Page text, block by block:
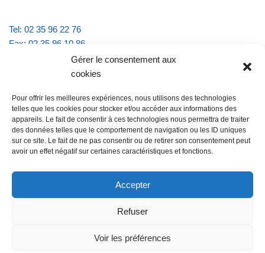
Gérer le consentement aux
cookies
Pour offrir les meilleures expériences, nous utilisons des technologies
telles que les cookies pour stocker et/ou accéder aux informations des
appareils. Le fait de consentir à ces technologies nous permettra de traiter
des données telles que le comportement de navigation ou les ID uniques
sur ce site. Le fait de ne pas consentir ou de retirer son consentement peut
avoir un effet négatif sur certaines caractéristiques et fonctions.
Accepter
Refuser
Voir les préférences
Tel: 02 35 96 22 76
Fax: 02 35 96 10 86
Email : mairie.vattevillelarue@wanadoo.fr
lundi et jeudi de 9h à 11h30
mardi et vendredi de 16h à 18h30
@Vatteville-la-rue mentions légales